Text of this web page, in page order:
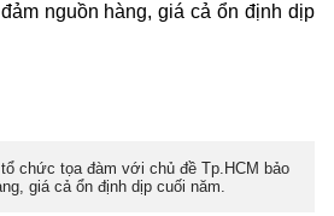
nguồn hàng, giá cả ổn định dịp
chức tọa đàm với chủ đề Tp.HCM bảo
giá cả ổn định dịp cuối năm.